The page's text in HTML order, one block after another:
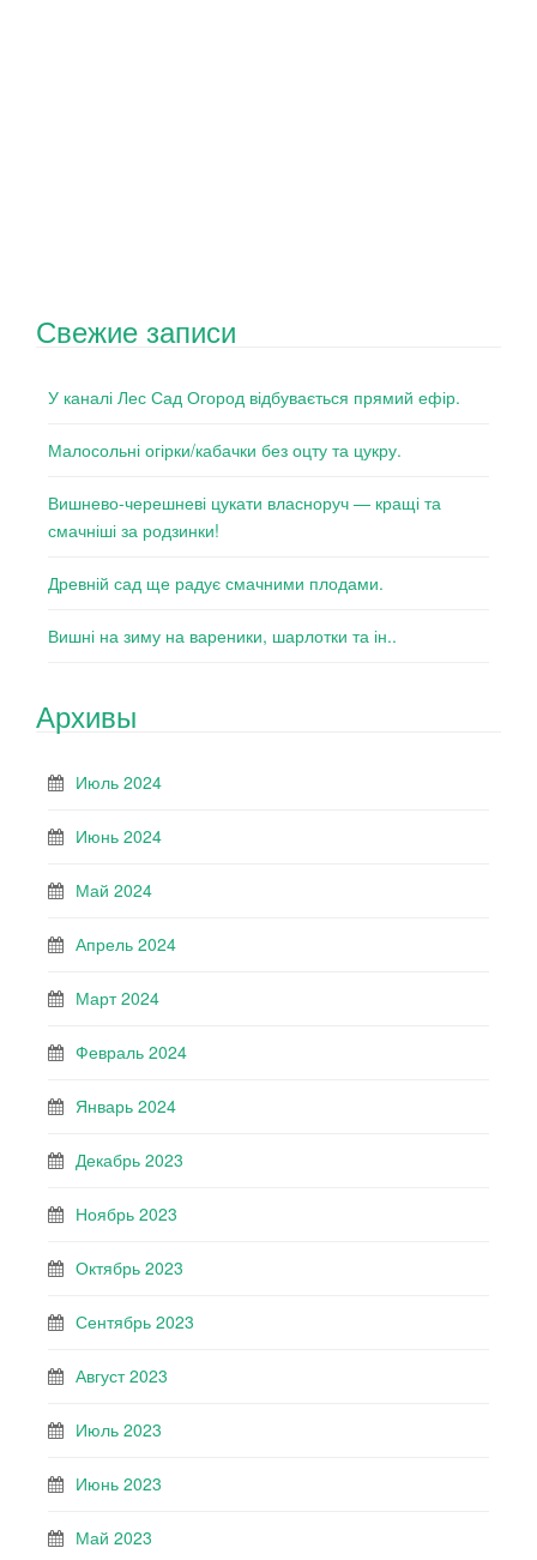
Свежие записи
У каналі Лес Сад Огород відбувається прямий ефір.
Малосольні огірки/кабачки без оцту та цукру.
Вишнево-черешневі цукати власноруч — кращі та
смачніші за родзинки!
Древній сад ще радує смачними плодами.
Вишні на зиму на вареники, шарлотки та ін..
Архивы
Июль 2024
Июнь 2024
Май 2024
Апрель 2024
Март 2024
Февраль 2024
Январь 2024
Декабрь 2023
Ноябрь 2023
Октябрь 2023
Сентябрь 2023
Август 2023
Июль 2023
Июнь 2023
Май 2023